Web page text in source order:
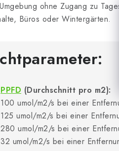
ohne Zugang zu
Büros oder Wintergärten.
PPFD (Durchschnitt pro m2):
100 umol/m2/s bei einer
125 umol/m2/s bei einer
280 umol/m2/s bei einer
32 umol/m2/s bei einer